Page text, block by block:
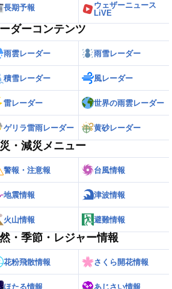
長期予報
ウェザーニュース
LiVE
ダーコンテンツ
雨雲レーダー 雨雪レーダー
積雪レーダー 風レーダー
雷レーダー 世界の雨雲レーダー
ゲリラ雷雨レーダー 黄砂レーダー
・減災メニュー
警報・注意報 台風情報
地震情報 津波情報
火山情報 避難情報
・季節・レジャー情報
花粉飛散情報 さくら開花情報
ほたる情報 あじさい情報